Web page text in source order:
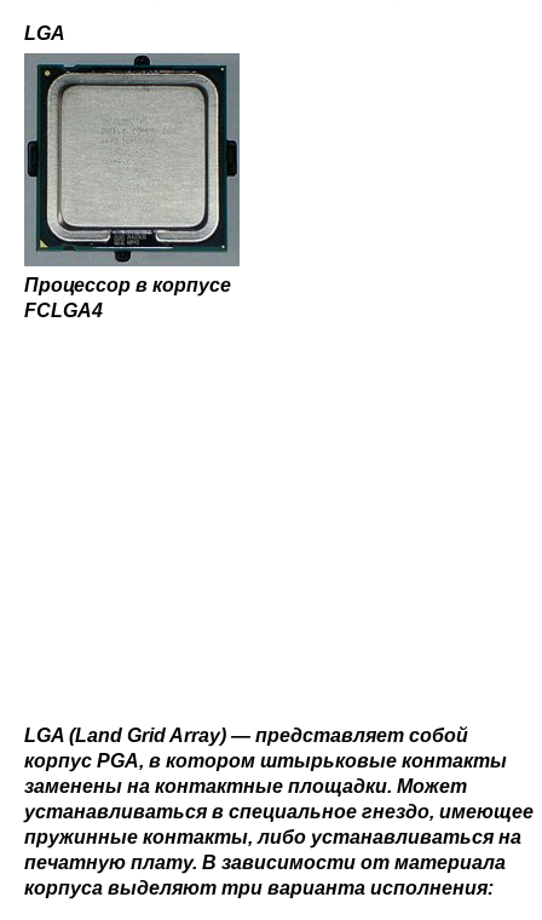
LGA
Процессор в корпусе
FCLGA4
LGA (Land Grid Array) — представляет собой
корпус PGA, в котором штырьковые контакты
заменены на контактные площадки. Может
устанавливаться в специальное гнездо, имеющее
пружинные контакты, либо устанавливаться на
печатную плату. В зависимости от материала
корпуса выделяют три варианта исполнения: